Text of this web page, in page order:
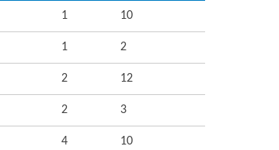
1 10
1 2
2 12
2 3
4 10